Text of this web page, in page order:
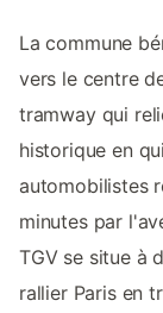
La commune
vers le centre
tramway qui
historique en
automobilistes
minutes par
TGV se situe à
rallier Paris en